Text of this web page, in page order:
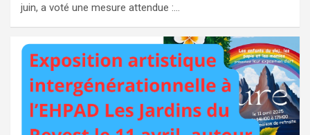
juin, a voté une mesure attendue :…